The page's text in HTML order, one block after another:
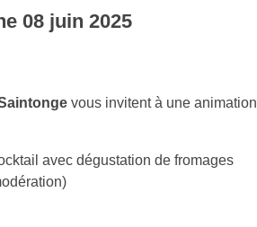
08 juin 2025
vous invitent à une animation
avec dégustation de fromages